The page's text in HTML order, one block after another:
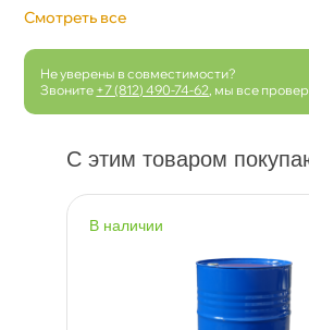
Смотреть все
Не уверены в совместимости?
Звоните +7 (812) 490-74-62 , мы все
С этим товаром
наличии